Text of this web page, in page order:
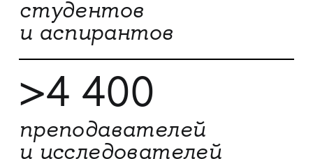
студентов
и аспирантов
>4 400
преподавателей
и исследователей